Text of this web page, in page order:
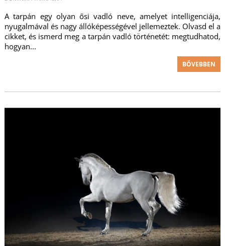
A tarpán egy olyan ősi vadló neve, amelyet intelligenciája,
nyugalmával és nagy állóképességével jellemeztek. Olvasd el a
cikket, és ismerd meg a tarpán vadló történetét: megtudhatod,
hogyan...
BŐVEBBEN